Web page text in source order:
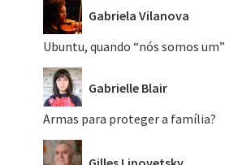
Gabriela Vilanova
Ubuntu, quando “nós somos um”
Gabrielle Blair
Armas para proteger a família?